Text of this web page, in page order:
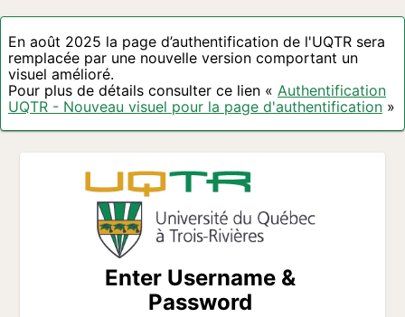
En août 2025 la page d’authentification de l'UQTR sera
remplacée par une nouvelle version comportant un
visuel amélioré.
Pour plus de détails consulter ce lien « Authentification
UQTR - Nouveau visuel pour la page d'authentification »
Enter Username &
Password